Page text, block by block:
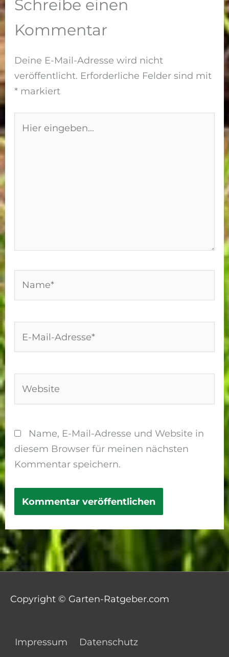
verglichen
Schreibe einen
Kommentar
Deine E-Mail-Adresse wird nicht
veröffentlicht. Erforderliche Felder sind mit
* markiert
eingeben…
Mail-
Name, E-Mail-Adresse und Website in
diesem Browser für meinen nächsten
Kommentar speichern.
Copyright © Garten-Ratgeber.com
Impressum Datenschutz